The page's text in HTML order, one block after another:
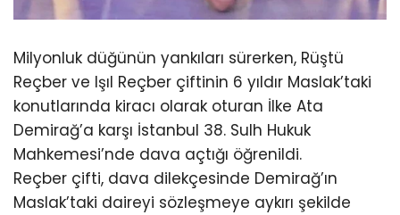
Milyonluk düğünün yankıları sürerken, Rüştü
Reçber ve Işıl Reçber çiftinin 6 yıldır Maslak’taki
konutlarında kiracı olarak oturan İlke Ata
Demirağ’a karşı İstanbul 38. Sulh Hukuk
Mahkemesi’nde dava açtığı öğrenildi.
Reçber çifti, dava dilekçesinde Demirağ’ın
Maslak’taki daireyi sözleşmeye aykırı şekilde